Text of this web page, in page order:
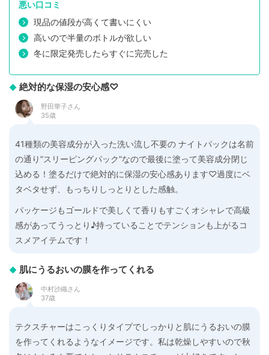
悪い口コミ
現品の値段が高くて書いにくい
高いので半量のボトルが欲しい
冬に限定発売したらすぐに完売した
絶対的な保湿の安心感♡
野田華子さん
35歳
41種類の美容成分が入った洗い流し不要の ナイトパックは名前
の通り”スリーピングパック”なので最後に塗って美容成分閉じ
込める！塗るだけで絶対的に保湿の安心感あります♡過度にベ
タベタせず、もっちりしっとりとした感触。
パッケージもゴールドで美しくて香りもすごくオシャレで高級
感があってうっとり♪持っていることでテンションも上がるコ
スメアイテムです！
肌にうるおいの膜を作ってくれる
中村沙織さん
37歳
テクスチャーはこっくりタイプでしっかりと肌にうるおいの膜
を作ってくれるようなイメージです。私は乾燥しやすいので秋